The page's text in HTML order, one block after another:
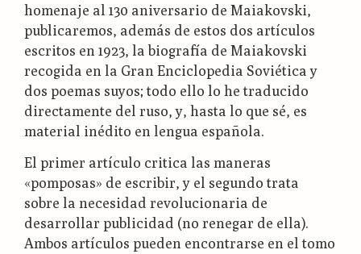
homenaje al 130 aniversario de Maiakovski,
publicaremos, además de estos dos artículos
escritos en 1923, la biografía de Maiakovski
recogida en la Gran Enciclopedia Soviética y
dos poemas suyos; todo ello lo he traducido
directamente del ruso, y, hasta lo que sé, es
material inédito en lengua española.
El primer artículo critica las maneras
«pomposas» de escribir, y el segundo trata
sobre la necesidad revolucionaria de
desarrollar publicidad (no renegar de ella).
Ambos artículos pueden encontrarse en el tomo